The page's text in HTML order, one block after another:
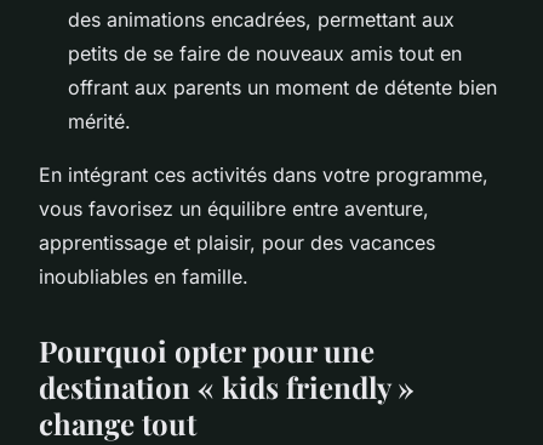
des animations encadrées, permettant aux
petits de se faire de nouveaux amis tout en
offrant aux parents un moment de détente bien
mérité.
En intégrant ces activités dans votre programme,
vous favorisez un équilibre entre aventure,
apprentissage et plaisir, pour des vacances
inoubliables en famille.
Pourquoi opter pour une
destination « kids friendly »
change tout